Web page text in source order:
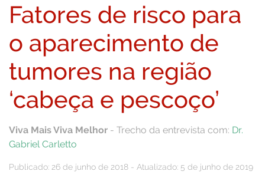
Fatores de risco para
o aparecimento de
tumores na região
‘cabeça e pescoço’
Viva Mais Viva Melhor - Trecho da entrevista com: Dr.
Gabriel Carletto
Publicado: 26 de junho de 2018 - Atualizado: 5 de junho de 2019